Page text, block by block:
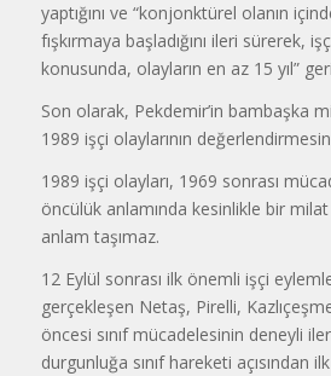
yaptığını ve “konjonktürel olanın
fışkırmaya başladığını ileri sürerek,
konusunda, olayların en az 15 yıl”
Son olarak, Pekdemir’in bambaşka
1989 işçi olaylarının
1989 işçi olayları, 1969 sonrası
öncülük anlamında kesinlikle bir
anlam taşımaz.
12 Eylül sonrası ilk önemli işçi
gerçekleşen Netaş, Pirelli,
öncesi sınıf mücadelesinin deneyli
durgunluğa sınıf hareketi açısından